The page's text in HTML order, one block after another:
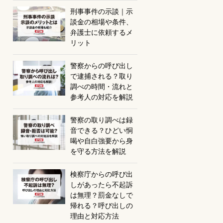
刑事事件の示談｜示
談金の相場や条件、
弁護士に依頼するメ
リット
警察からの呼び出し
で逮捕される？取り
調べの時間・流れと
参考人の対応を解説
警察の取り調べは録
音できる？ひどい恫
喝や自白強要から身
を守る方法を解説
検察庁からの呼び出
しがあったら不起訴
は無理？罰金なしで
帰れる？呼び出しの
理由と対応方法